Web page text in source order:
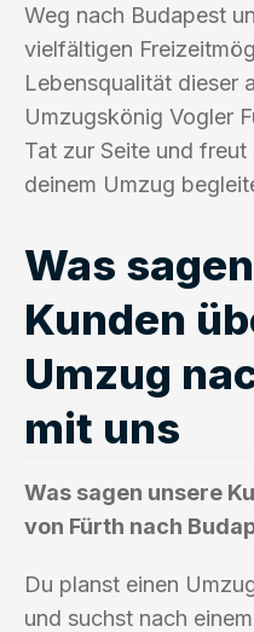
Weg nach Budapest
vielfältigen
Lebensqualität dieser
Umzugskönig Vogler
Tat zur Seite und
deinem Umzug
Was
Kunden
Umzug
mit uns
Was sagen unsere
von Fürth nach
Du planst einen
und suchst nach